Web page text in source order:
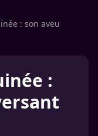
: son aveu
: